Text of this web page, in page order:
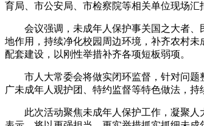
育局、市公安局、市检察院等相关单位现场汇
会议强调，未成年人保护事关国之大者、
地作用，持续净化校园周边环境，补齐农村
配套建设，以刚性举措补齐各项短板弱项。
市人大常委会将做实闭环监督，针对问题整
广未成年人观护团、特约监督等特色做法，持
此次活动聚焦未成年人保护工作，凝聚人